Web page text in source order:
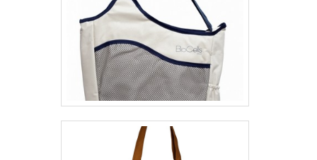
ponta a ponta. Saiba mais detalhes
solicitando um orçamento sem
compromisso! .